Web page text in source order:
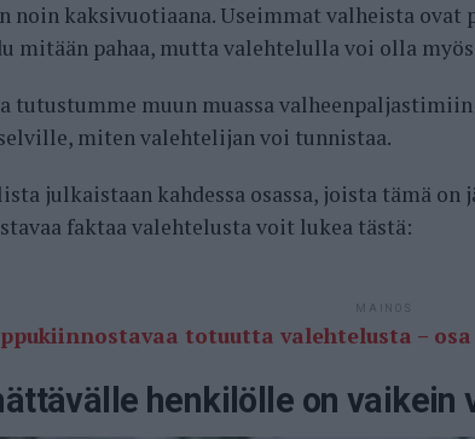
noin kaksivuotiaana. Useimmat valheista
mitään pahaa, mutta valehtelulla voi olla
tutustumme muun muassa
miten valehtelijan voi tunnistaa.
julkaistaan kahdessa osassa, joista tämä
faktaa valehtelusta voit lukea tästä:
MAINOS
totuutta valehtelusta – osa
henkilölle on vaikein